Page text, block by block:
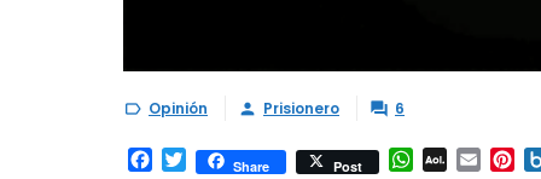
 Opinión  Prisionero  6
Facebook
TwitterShare Post WhatsApp
AOL Email